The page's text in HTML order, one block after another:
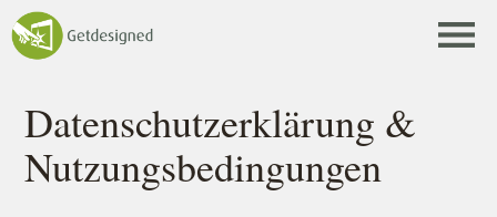
Webagentur Getdesigned Menü
Datenschutzerklärung &
Nutzungsbedingungen